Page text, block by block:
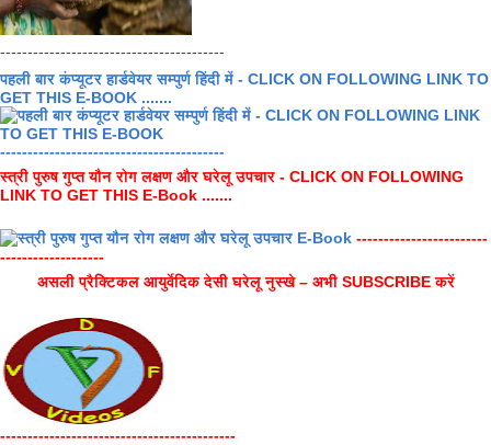
-----------------------------------------
पहली बार कंप्यूटर हार्डवेयर सम्पुर्ण हिंदी में - CLICK ON FOLLOWING LINK TO
GET THIS E-BOOK .......
-----------------------------------------
स्त्री पुरुष गुप्त यौन रोग लक्षण और घरेलू उपचार - CLICK ON FOLLOWING
LINK TO GET THIS E-Book .......
------------------------
-------------------
असली प्रैक्टिकल आयुर्वेदिक देसी घरेलू नुस्खे – अभी SUBSCRIBE करें
-------------------------------------------